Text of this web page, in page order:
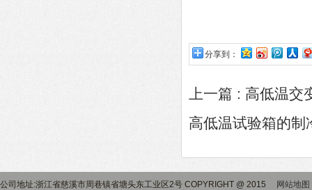
分享到：
上一篇 : 高低温交
高低温试验箱的制
公司地址:浙江省慈溪市周巷镇省塘头东工业区2号 COPYRIGHT @ 2015 网站地图